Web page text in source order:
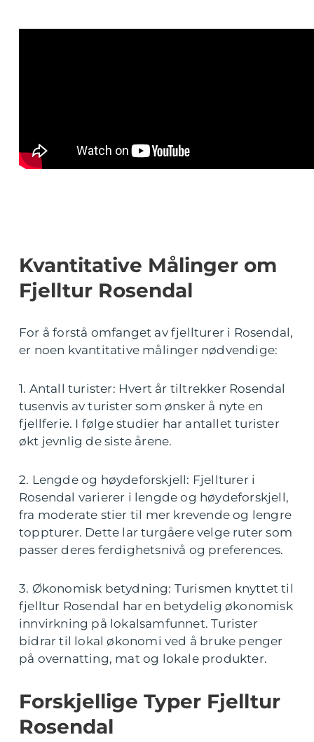
Kvantitative Målinger om
Fjelltur Rosendal
For å forstå omfanget av fjellturer i Rosendal,
er noen kvantitative målinger nødvendige:
1. Antall turister: Hvert år tiltrekker Rosendal
tusenvis av turister som ønsker å nyte en
fjellferie. I følge studier har antallet turister
økt jevnlig de siste årene.
2. Lengde og høydeforskjell: Fjellturer i
Rosendal varierer i lengde og høydeforskjell,
fra moderate stier til mer krevende og lengre
toppturer. Dette lar turgåere velge ruter som
passer deres ferdighetsnivå og preferences.
3. Økonomisk betydning: Turismen knyttet til
fjelltur Rosendal har en betydelig økonomisk
innvirkning på lokalsamfunnet. Turister
bidrar til lokal økonomi ved å bruke penger
på overnatting, mat og lokale produkter.
Forskjellige Typer Fjelltur
Rosendal